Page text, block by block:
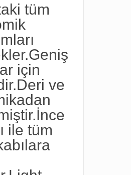
tüm
için
ve
ile tüm